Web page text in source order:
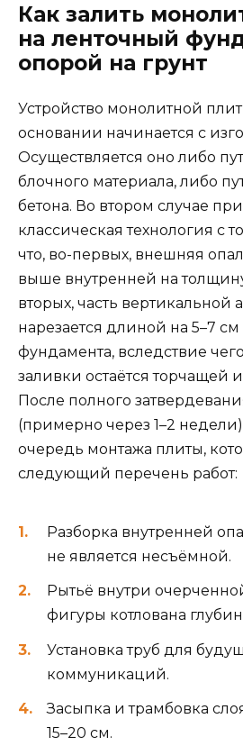
Как залить
на ленточный
опорой на грунт
Устройство монолитной
основании начинается с
Осуществляется оно либо
блочного материала, либо
бетона. Во втором случае
классическая технология с
что, во-первых, внешняя
выше внутренней на
вторых, часть вертикальной
нарезается длиной на 5–7
фундамента, вследствие
заливки остаётся торчащей
После полного
(примерно через 1–2 недели)
очередь монтажа плиты,
следующий перечень работ:
Разборка внутренней
не является несъёмной.
Рытьё внутри
фигуры котлована
Установка труб для
коммуникаций.
Засыпка и трамбовка
15–20 см.